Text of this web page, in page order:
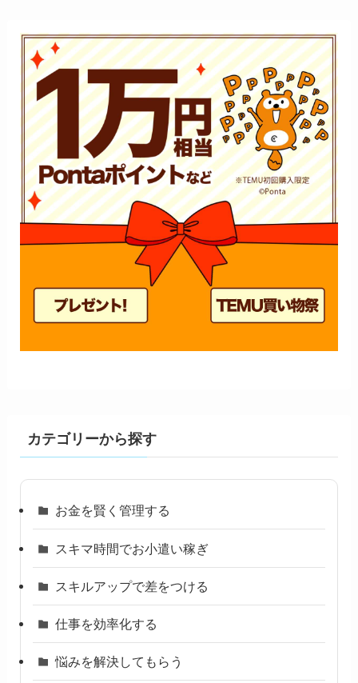
カテゴリーから探す
お金を賢く管理する
スキマ時間でお小遣い稼ぎ
スキルアップで差をつける
仕事を効率化する
悩みを解決してもらう